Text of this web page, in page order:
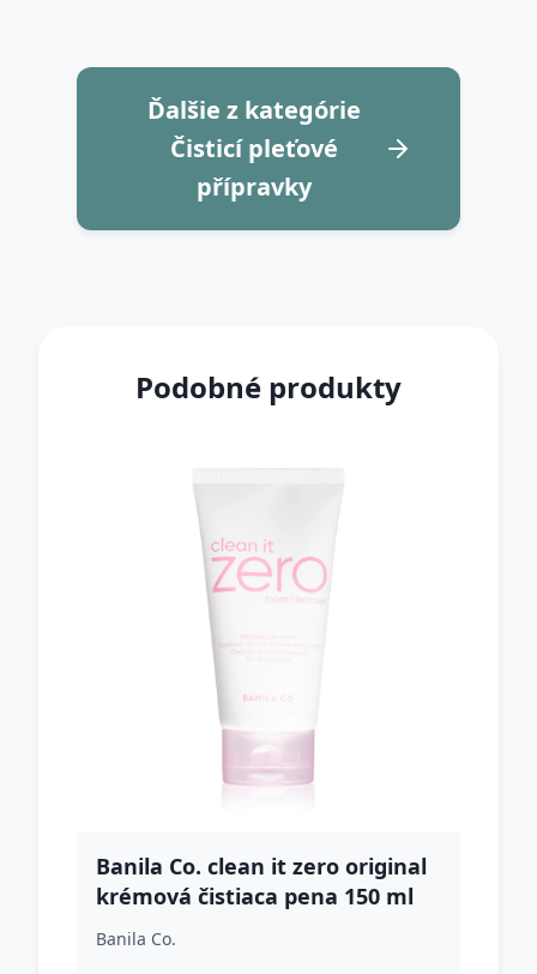
Ďalšie z kategórie
Čisticí pleťové
přípravky
Podobné produkty
Banila Co. clean it zero original
krémová čistiaca pena 150 ml
Banila Co.